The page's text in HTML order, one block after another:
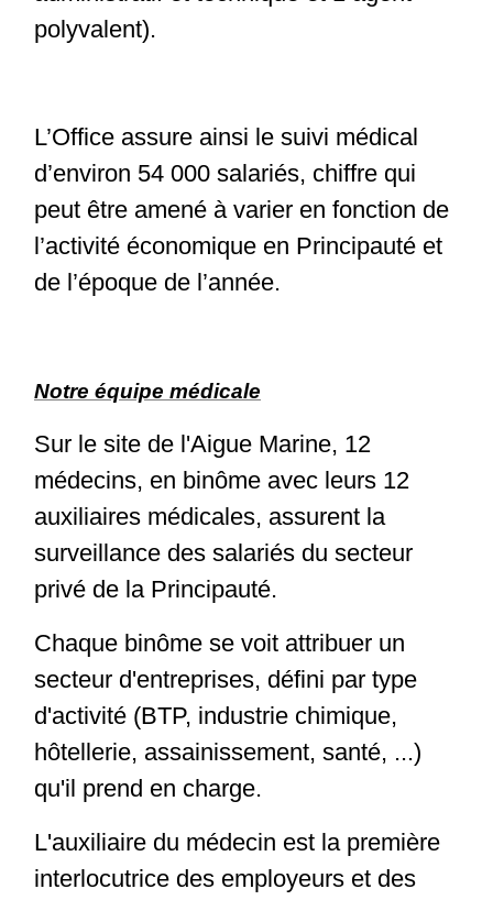
polyvalent).
L’Office assure ainsi le suivi médical
d’environ 54 000 salariés, chiffre qui
peut être amené à varier en fonction de
l’activité économique en Principauté et
de l’époque de l’année.
Notre équipe médicale
Sur le site de l'Aigue Marine, 12
médecins, en binôme avec leurs 12
auxiliaires médicales, assurent la
surveillance des salariés du secteur
privé de la Principauté.
Chaque binôme se voit attribuer un
secteur d'entreprises, défini par type
d'activité (BTP, industrie chimique,
hôtellerie, assainissement, santé, ...)
qu'il prend en charge.
L'auxiliaire du médecin est la première
interlocutrice des employeurs et des